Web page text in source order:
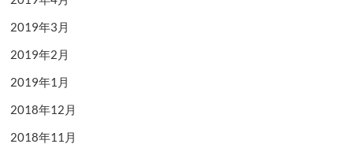
2019年3月
2019年2月
2019年1月
2018年12月
2018年11月